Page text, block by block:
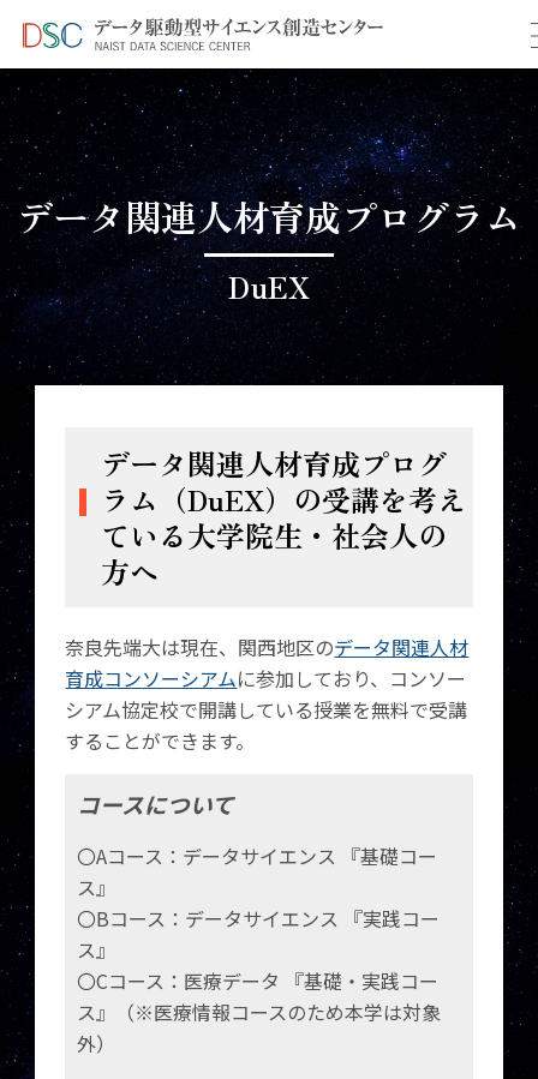
TOP ＞ データ関連人材育成プログラム
データ関連人材育成プログラム
DuEX
データ関連人材育成プログ
ラム（DuEX）の受講を考え
ている大学院生・社会人の
方へ
奈良先端大は現在、関西地区のデータ関連人材
育成コンソーシアムに参加しており、コンソー
シアム協定校で開講している授業を無料で受講
することができます。
コースについて
〇Aコース：データサイエンス 『基礎コー
ス』
〇Bコース：データサイエンス 『実践コー
ス』
〇Cコース：医療データ 『基礎・実践コー
ス』（※医療情報コースのため本学は対象
外）